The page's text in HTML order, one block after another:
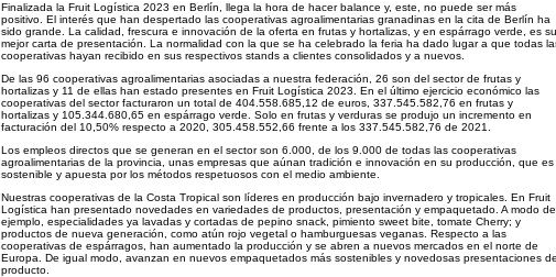
Finalizada la Fruit Logística 2023 en Berlín, llega la hora de hacer balance y, este, no puede ser más
positivo. El interés que han despertado las cooperativas agroalimentarias granadinas en la cita de Berlín ha
sido grande. La calidad, frescura e innovación de la oferta en frutas y hortalizas, y en espárrago verde, es su
mejor carta de presentación. La normalidad con la que se ha celebrado la feria ha dado lugar a que todas
cooperativas hayan recibido en sus respectivos stands a clientes consolidados y a nuevos.
De las 96 cooperativas agroalimentarias asociadas a nuestra federación, 26 son del sector de frutas y
hortalizas y 11 de ellas han estado presentes en Fruit Logística 2023. En el último ejercicio económico las
cooperativas del sector facturaron un total de 404.558.685,12 de euros, 337.545.582,76 en frutas y
hortalizas y 105.344.680,65 en espárrago verde. Solo en frutas y verduras se produjo un incremento en
facturación del 10,50% respecto a 2020, 305.458.552,66 frente a los 337.545.582,76 de 2021.
Los empleos directos que se generan en el sector son 6.000, de los 9.000 de todas las cooperativas
agroalimentarias de la provincia, unas empresas que aúnan tradición e innovación en su producción, que es
sostenible y apuesta por los métodos respetuosos con el medio ambiente.
Nuestras cooperativas de la Costa Tropical son líderes en producción bajo invernadero y tropicales. En Fruit
Logística han presentado novedades en variedades de productos, presentación y empaquetado. A modo de
ejemplo, especialidades ya lavadas y cortadas de pepino snack, pimiento sweet bite, tomate Cherry; y
productos de nueva generación, como atún rojo vegetal o hamburguesas veganas. Respecto a las
cooperativas de espárragos, han aumentado la producción y se abren a nuevos mercados en el norte de
Europa. De igual modo, avanzan en nuevos empaquetados más sostenibles y novedosas presentaciones de
producto.